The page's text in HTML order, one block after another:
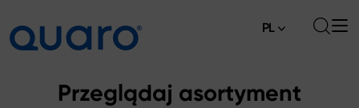
PL
Przeglądaj asortyment